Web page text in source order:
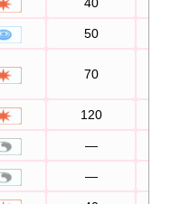
40
50
70
120
—
—